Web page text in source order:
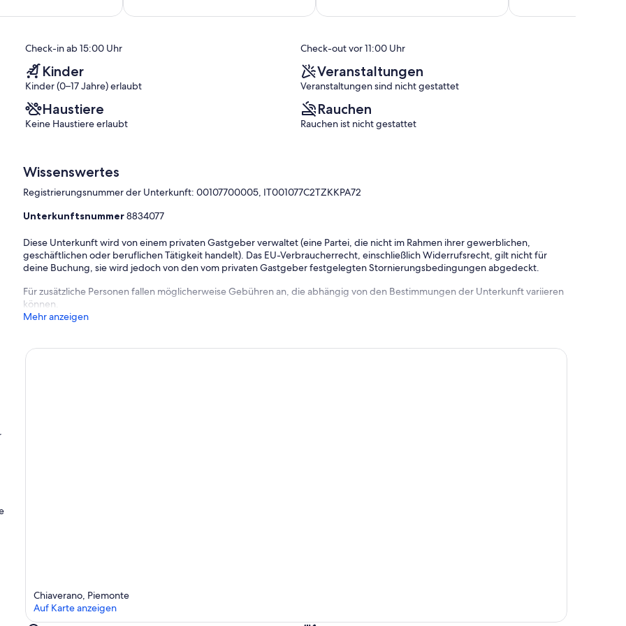
Sehr
Außergewöhnlich,
Außergewöhnlich,
Check-in ab 15:00 Uhr Check-out vor 11:00 Uhr
Kinder
Kinder (0–17 Jahre) erlaubt
Veranstaltungen
Veranstaltungen sind nicht gestattet
Haustiere
Keine Haustiere erlaubt
Rauchen
Rauchen ist nicht gestattet
Wissenswertes
Registrierungsnummer der Unterkunft: 00107700005, IT001077C2TZKKPA72
Unterkunftsnummer8834077
Diese Unterkunft wird von einem privaten Gastgeber verwaltet (eine Partei, die nicht im Rahmen ihrer gewerblichen,
geschäftlichen oder beruflichen Tätigkeit handelt). Das EU-Verbraucherrecht, einschließlich Widerrufsrecht, gilt nicht für
deine Buchung, sie wird jedoch von den vom privaten Gastgeber festgelegten Stornierungsbedingungen abgedeckt.
Für zusätzliche Personen fallen möglicherweise Gebühren an, die abhängig von den Bestimmungen der Unterkunft variieren
können.
Mehr anzeigen
Chiaverano, Piemonte
Auf Karte anzeigen